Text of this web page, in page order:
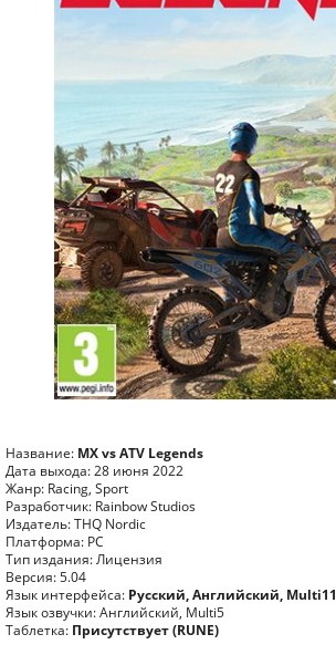
Название: MX vs ATV Legends
Дата выхода: 28 июня 2022
Жанр: Racing, Sport
Разработчик: Rainbow Studios
Издатель: THQ Nordic
Платформа: PC
Тип издания: Лицензия
Версия: 5.04
Язык интерфейса: Русский, Английский, Multi11
Язык озвучки: Английский, Multi5
Таблетка: Присутствует (RUNE)